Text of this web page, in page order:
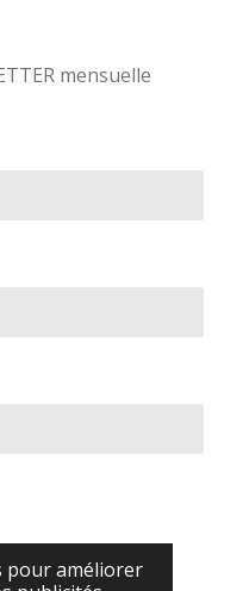
pour améliorer
mensuelle